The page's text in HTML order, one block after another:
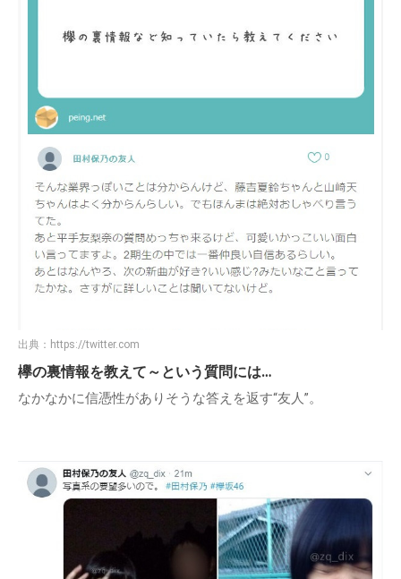
出典： https://twitter.com
欅の裏情報を教えて～という質問には…
なかなかに信憑性がありそうな答えを返す“友人”。